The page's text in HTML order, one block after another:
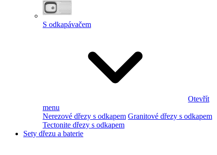
S odkapávačem
Otevřít
menu
Nerezové dřezy s odkapem Granitové dřezy s odkapem
Tectonite dřezy s odkapem
Sety dřezu a baterie